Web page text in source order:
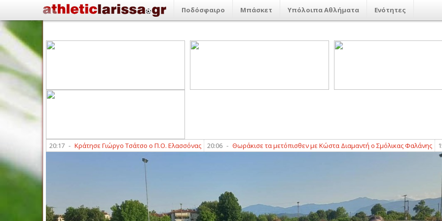
Ποδόσφαιρο Μπάσκετ Υπόλοιπα Αθλήματα Ενότητες
- Κράτησε Γιώργο Τσάτσο ο Π.Ο. Ελασσόνας 20:06 - Θωράκισε τα μετόπισθεν με Κώστα Διαμαντή ο Σμόλικας Φαλάνης 15:19